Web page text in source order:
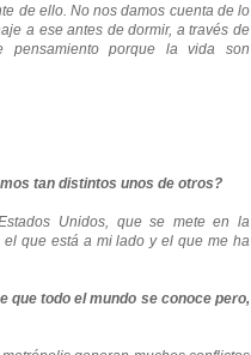
de ello. No nos damos cuenta de lo
a ese antes de dormir, a través de
pensamiento porque la vida son
tan distintos unos de otros?
Unidos, que se mete en la
que está a mi lado y el que me ha
que todo el mundo se conoce pero,